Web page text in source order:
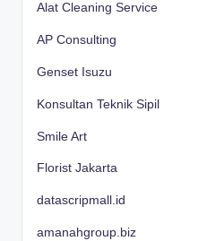
Alat Cleaning Service
AP Consulting
Genset Isuzu
Konsultan Teknik Sipil
Smile Art
Florist Jakarta
datascripmall.id
amanahgroup.biz